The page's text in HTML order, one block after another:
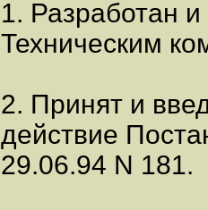
1. Разработан
Техническим
2. Принят и
действие
29.06.94 N 181.